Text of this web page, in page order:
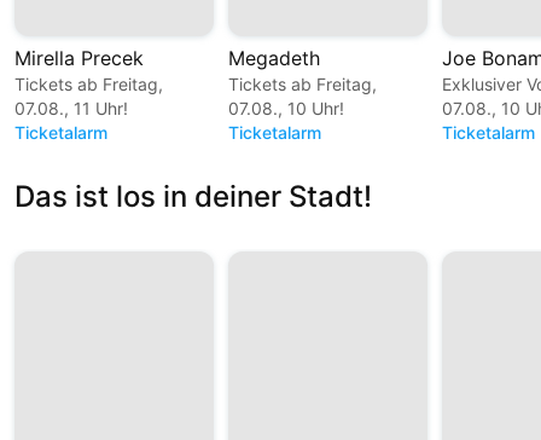
Mirella Precek
Tickets ab Freitag,
07.08., 11 Uhr!
Ticketalarm
Megadeth
Tickets ab Freitag,
07.08., 10 Uhr!
Ticketalarm
Joe
Exklusiver
07.08., 10
Ticketalarm
Das ist los in deiner Stadt!